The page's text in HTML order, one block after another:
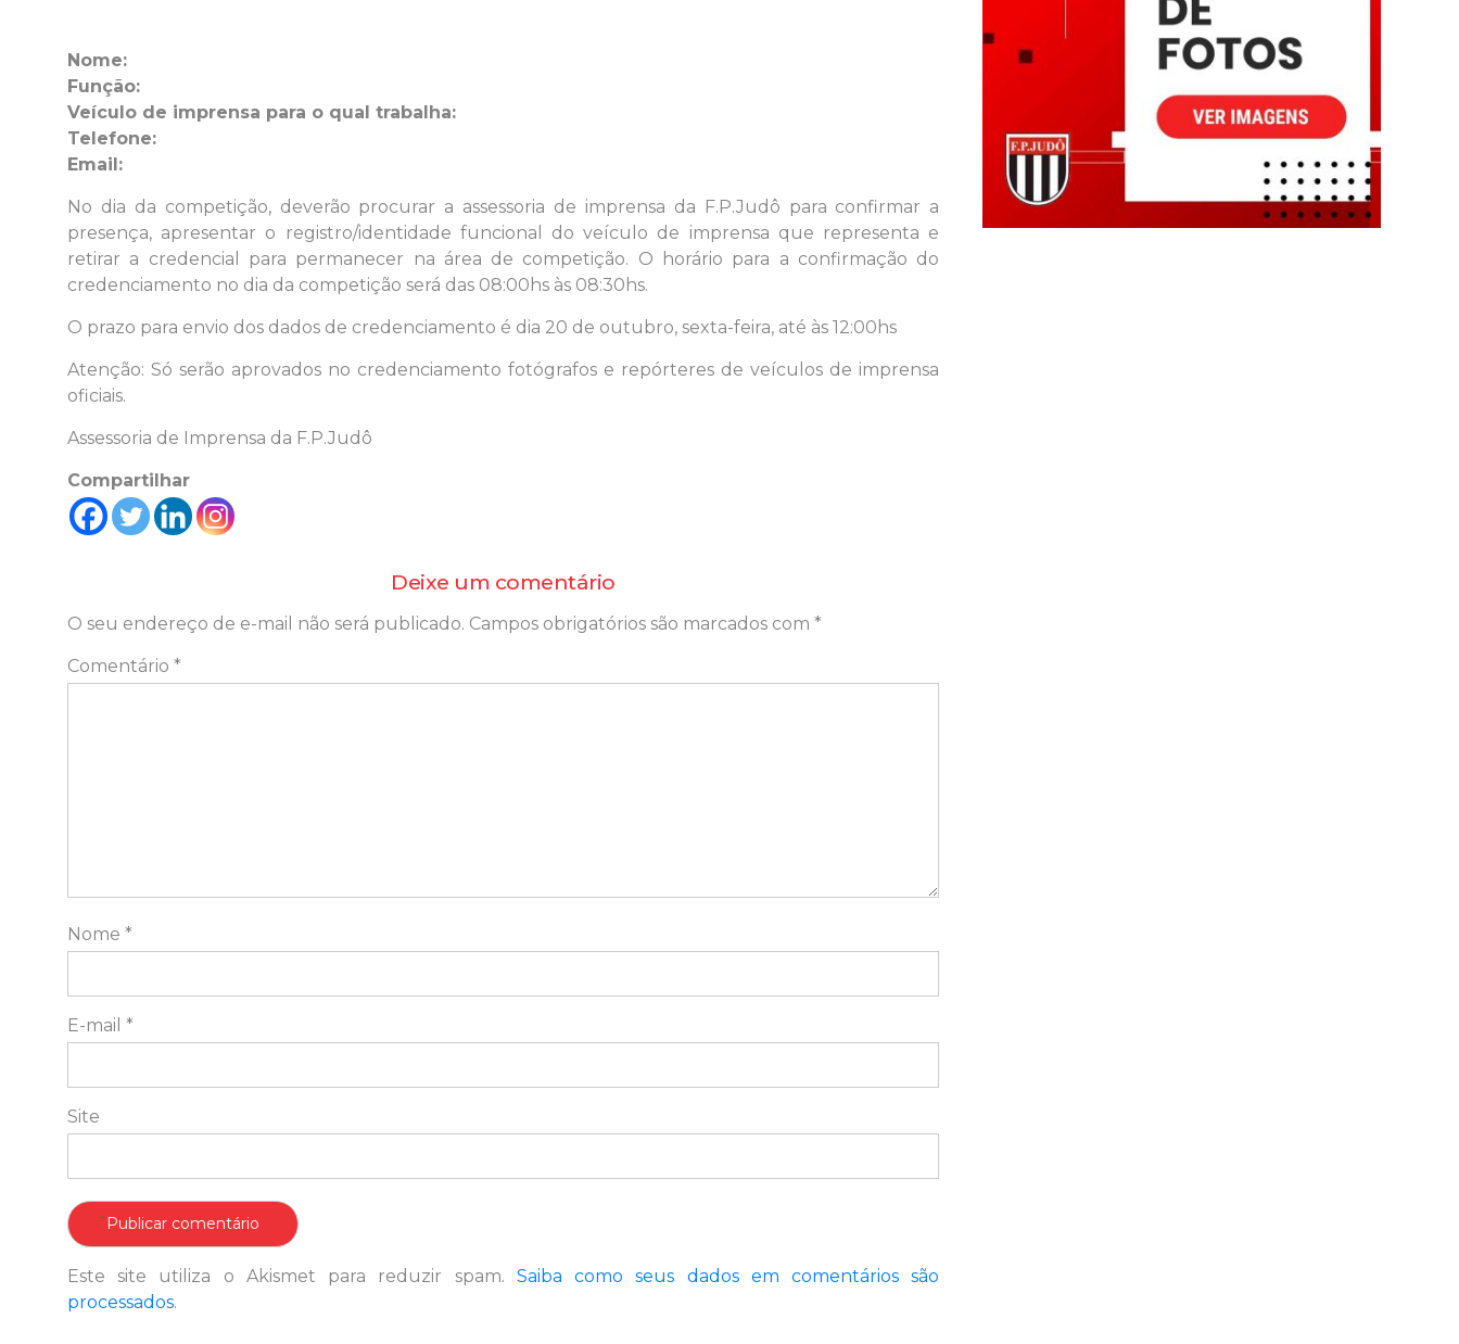
Nome:
Função:
Veículo de imprensa para o qual trabalha:
Telefone:
Email:
No dia da competição, deverão procurar a assessoria de imprensa da F.P.Judô para confirmar a
presença, apresentar o registro/identidade funcional do veículo de imprensa que representa e
retirar a credencial para permanecer na área de competição. O horário para a confirmação do
credenciamento no dia da competição será das 08:00hs às 08:30hs.
O prazo para envio dos dados de credenciamento é dia 20 de outubro, sexta-feira, até às 12:00hs
Atenção: Só serão aprovados no credenciamento fotógrafos e repórteres de veículos de imprensa
oficiais.
Assessoria de Imprensa da F.P.Judô
Compartilhar
Deixe um comentário
O seu endereço de e-mail não será publicado. Campos obrigatórios são marcados com *
Comentário *
Nome *
E-mail *
Site
Este site utiliza o Akismet para reduzir spam. Saiba como seus dados em comentários são
processados.